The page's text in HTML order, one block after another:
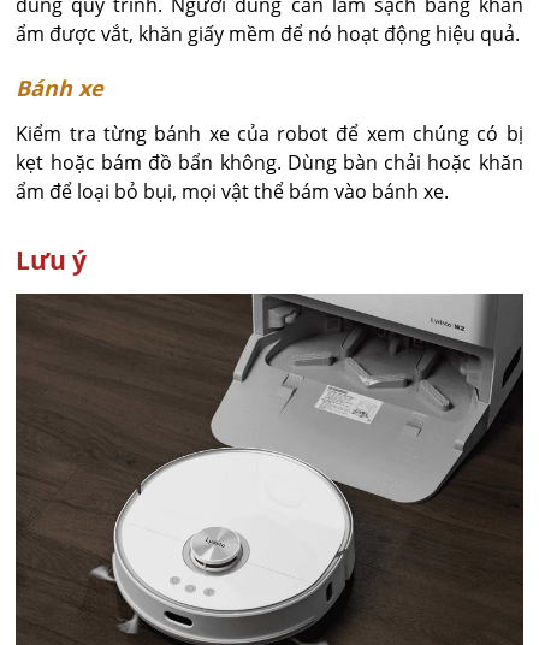
ẩm được vắt, khăn giấy mềm để nó hoạt động hiệu quả.
Bánh xe
Kiểm tra từng bánh xe của robot để xem chúng có bị
kẹt hoặc bám đồ bẩn không. Dùng bàn chải hoặc khăn
ẩm để loại bỏ bụi, mọi vật thể bám vào bánh xe.
Lưu ý